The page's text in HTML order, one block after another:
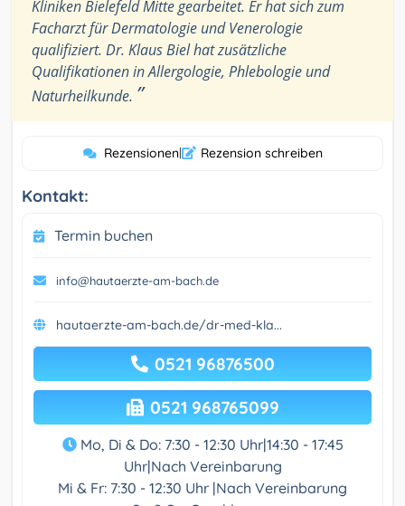
Kliniken Bielefeld Mitte gearbeitet. Er hat sich zum
Facharzt für Dermatologie und Venerologie
qualifiziert. Dr. Klaus Biel hat zusätzliche
Qualifikationen in Allergologie, Phlebologie und
Naturheilkunde. ”
Rezensionen| Rezension schreiben
Kontakt:
Termin buchen
info@hautaerzte-am-bach.de
hautaerzte-am-bach.de/dr-med-kla...
0521 96876500
0521 968765099
Mo, Di & Do: 7:30 - 12:30 Uhr|14:30 - 17:45
Uhr|Nach Vereinbarung
Mi & Fr: 7:30 - 12:30 Uhr |Nach Vereinbarung